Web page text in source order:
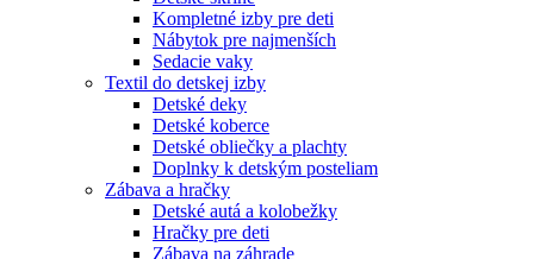
Kompletné izby pre deti
Nábytok pre najmenších
Sedacie vaky
Textil do detskej izby
Detské deky
Detské koberce
Detské obliečky a plachty
Doplnky k detským posteliam
Zábava a hračky
Detské autá a kolobežky
Hračky pre deti
Zábava na záhrade